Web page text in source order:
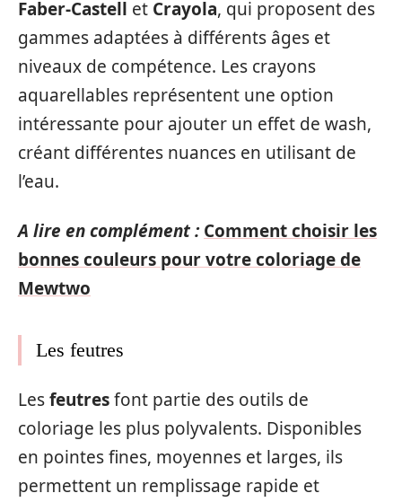
Faber-Castell et Crayola, qui proposent des
gammes adaptées à différents âges et
niveaux de compétence. Les crayons
aquarellables représentent une option
intéressante pour ajouter un effet de wash,
créant différentes nuances en utilisant de
l’eau.
A lire en complément : Comment choisir les
bonnes couleurs pour votre coloriage de
Mewtwo
Les feutres
Lesfeutresfont partie des outils de
coloriage les plus polyvalents. Disponibles
en pointes fines, moyennes et larges, ils
permettent un remplissage rapide et